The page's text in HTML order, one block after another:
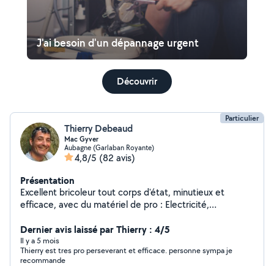
J'ai besoin d'un dépannage urgent
Découvrir
Particulier
Thierry Debeaud
Mac Gyver
Aubagne (Garlaban Royante)
4,8/5 (82 avis)
Présentation
Excellent bricoleur tout corps d'état, minutieux et
efficace, avec du matériel de pro : Electricité,
de cuisine, placard et salle de bain, Plomberie, piscine.
Mes amis et voisins m'appellent Mac Gyver.
Dernier avis laissé par Thierry : 4/5
Il y a 5 mois
Thierry est tres pro perseverant et efficace. personne sympa je
recommande